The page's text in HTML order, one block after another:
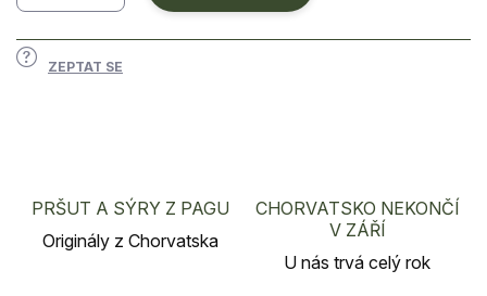
ZEPTAT SE
PRŠUT A SÝRY Z PAGU
Originály z Chorvatska
CHORVATSKO NEKONČÍ
V ZÁŘÍ
U nás trvá celý rok